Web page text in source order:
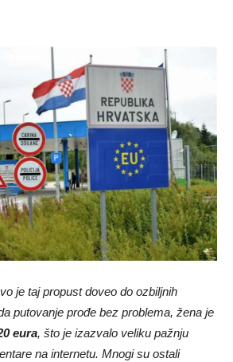
je taj propust doveo do ozbiljnih
putovanje prođe bez problema, žena je
eura, što je izazvalo veliku pažnju
na internetu. Mnogi su ostali